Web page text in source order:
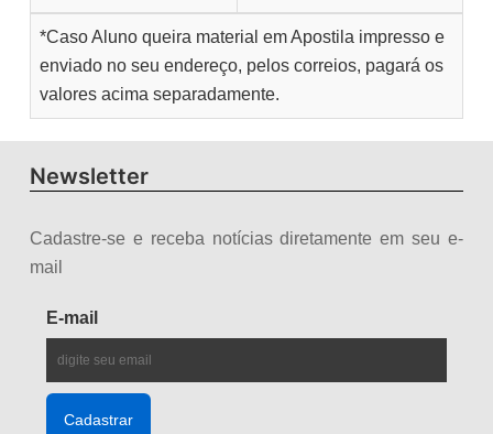
*Caso Aluno queira material em Apostila impresso e
enviado no seu endereço, pelos correios, pagará os
valores acima separadamente.
Newsletter
Cadastre-se e receba notícias diretamente em seu e-
mail
E-mail